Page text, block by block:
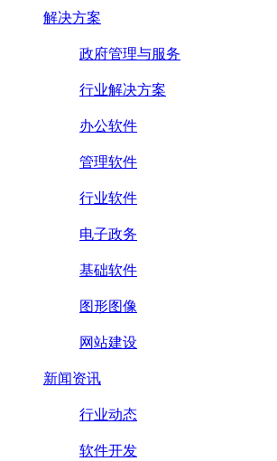
解决方案
政府管理与服务
行业解决方案
办公软件
管理软件
行业软件
电子政务
基础软件
图形图像
网站建设
新闻资讯
行业动态
软件开发